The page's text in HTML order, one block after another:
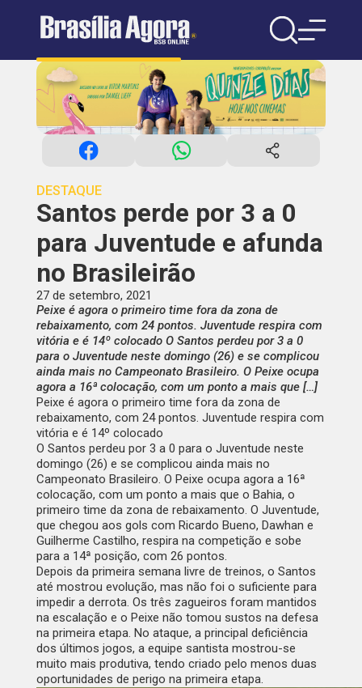
DESTAQUE
Santos perde por 3 a 0
para Juventude e afunda
no Brasileirão
27 de setembro, 2021
Peixe é agora o primeiro time fora da zona de
rebaixamento, com 24 pontos. Juventude respira com
vitória e é 14º colocado O Santos perdeu por 3 a 0
para o Juventude neste domingo (26) e se complicou
ainda mais no Campeonato Brasileiro. O Peixe ocupa
agora a 16ª colocação, com um ponto a mais que […]
Peixe é agora o primeiro time fora da zona de
rebaixamento, com 24 pontos. Juventude respira com
vitória e é 14º colocado
O Santos perdeu por 3 a 0 para o Juventude neste
domingo (26) e se complicou ainda mais no
Campeonato Brasileiro. O Peixe ocupa agora a 16ª
colocação, com um ponto a mais que o Bahia, o
primeiro time da zona de rebaixamento. O Juventude,
que chegou aos gols com Ricardo Bueno, Dawhan e
Guilherme Castilho, respira na competição e sobe
para a 14ª posição, com 26 pontos.
Depois da primeira semana livre de treinos, o Santos
até mostrou evolução, mas não foi o suficiente para
impedir a derrota. Os três zagueiros foram mantidos
na escalação e o Peixe não tomou sustos na defesa
na primeira etapa. No ataque, a principal deficiência
dos últimos jogos, a equipe santista mostrou-se
muito mais produtiva, tendo criado pelo menos duas
oportunidades de perigo na primeira etapa.